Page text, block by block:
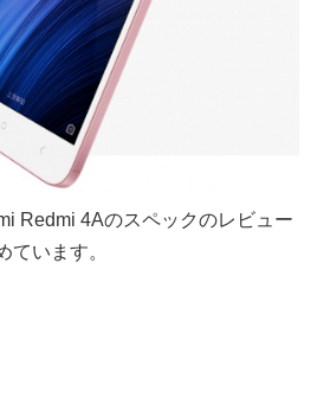
Redmi 4Aのスペックのレビュー
ています。